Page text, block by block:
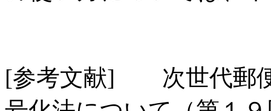
[参考文献] 次世代郵便